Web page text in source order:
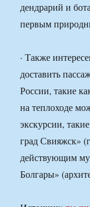
дендрарий и
первым
· Также
доставить
России, такие
на теплоходе
экскурсии,
град Свияжск»
действующим
Болгары»